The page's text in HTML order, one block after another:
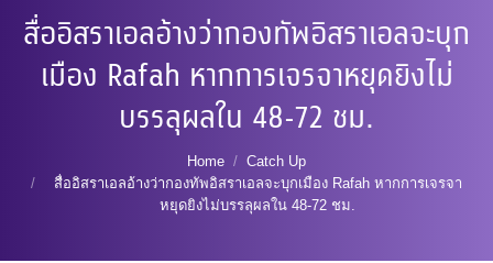
สื่ออิสราเอลอ้างว่ากองทัพอิสราเอลจะบุก
เมือง Rafah หากการเจรจาหยุดยิงไม่
บรรลุผลใน 48-72 ชม.
Home
Catch Up
สื่ออิสราเอลอ้างว่ากองทัพอิสราเอลจะบุกเมือง Rafah หากการเจรจา
หยุดยิงไม่บรรลุผลใน 48-72 ชม.